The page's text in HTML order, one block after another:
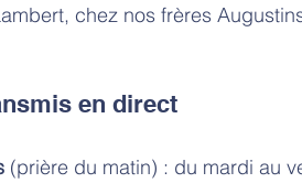
chez nos frères
en direct
(prière du matin) : du mardi au